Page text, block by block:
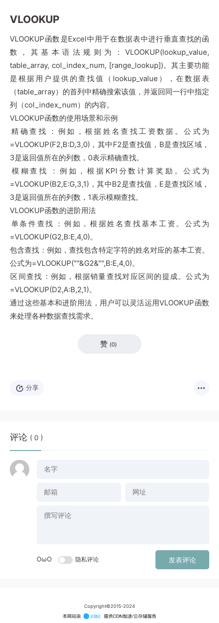
VLOOKUP
‌VLOOKUP函数‌是Excel中用于在数据表中进行垂直查找的函
数，其基本语法规则为：VLOOKUP(lookup_value,
table_array, col_index_num, [range_lookup])。其主要功能
是根据用户提供的查找值（lookup_value），在数据表
（table_array）的首列中精确搜索该值，并返回同一行中指定
列（col_index_num）的内容‌。
VLOOKUP函数的使用场景和示例
‌精确查找‌：例如，根据姓名查找工资数据。公式为
=VLOOKUP(F2,B:D,3,0)，其中F2是查找值，B是查找区域，
3是返回值所在的列数，0表示精确查找‌。
‌模糊查找‌：例如，根据KPI分数计算奖励。公式为
=VLOOKUP(B2,E:G,3,1)，其中B2是查找值，E是查找区域，
3是返回值所在的列数，1表示模糊查找‌。
VLOOKUP函数的进阶用法
‌单条件查找‌：例如，根据姓名查找基本工资。公式为
=VLOOKUP(G2,B:E,4,0)‌。
‌包含查找‌：例如，查找包含特定字符的姓名对应的基本工资。
公式为=VLOOKUP(""&G2&"",B:E,4,0)‌。
‌区间查找‌：例如，根据销量查找对应区间的提成。公式为
=VLOOKUP(D2,A:B,2,1)‌。
通过这些基本和进阶用法，用户可以灵活运用VLOOKUP函数
来处理各种数据查找需求。
赞 (0)
分享
评论 ( 0 )
OωO 隐私评论 发表评论
Copyright©2015-2024